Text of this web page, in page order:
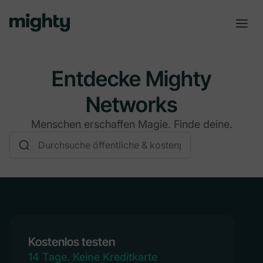
Entdecke Mighty
Networks
Menschen erschaffen Magie. Finde deine.
Kostenlos testen
14 Tage. Keine Kreditkarte